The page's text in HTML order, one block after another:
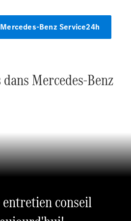
Benz Service24h
Mercedes-Benz
conseil